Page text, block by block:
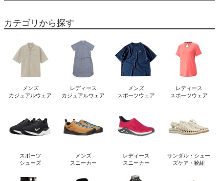
カテゴリから探す
メンズ
カジュアルウェア
レディース
カジュアルウェア
メンズ
スポーツウェア
レディース
スポーツウェア
スポーツ
シューズ
メンズ
スニーカー
レディース
スニーカー
サンダル・シュー
ズケア・靴紐